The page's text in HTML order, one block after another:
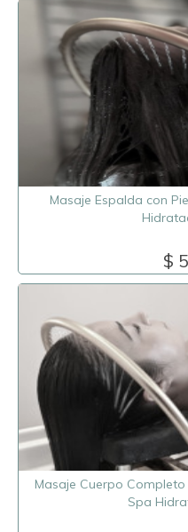
Masaje Espalda con
$
Masaje Cuerpo
Spa